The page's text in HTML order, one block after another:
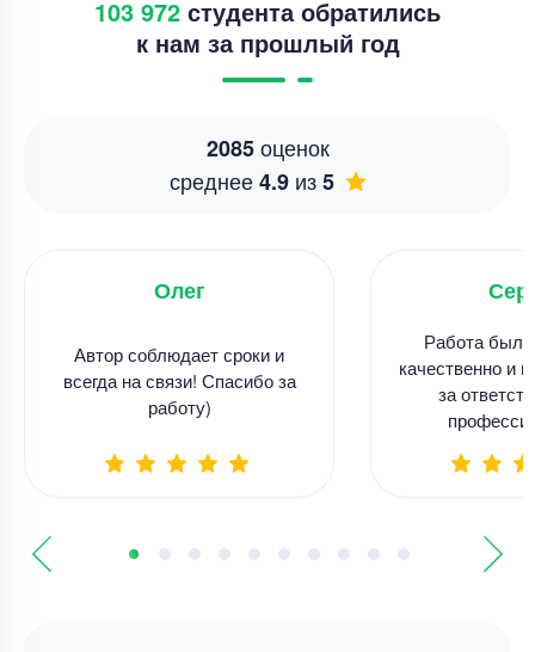
103 972 студента обратились
к нам за прошлый год
2085оценок
среднее4.9 из5
Олег
Автор соблюдает сроки и
всегда на связи! Спасибо за
работу)
Работа
качественно и
за